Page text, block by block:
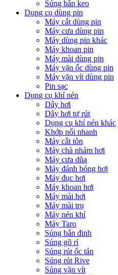
Súng bắn keo
Dụng cụ dùng pin
Máy cắt dùng pin
Máy cưa dùng pin
Máy dùng pin khác
Máy khoan pin
Máy mài dùng pin
Máy vặn ốc dùng pin
Máy vặn vít dùng pin
Pin sạc
Dụng cụ khí nén
Dây hơi
Dây hơi tự rút
Dụng cụ khí nén khác
Khớp nối nhanh
Máy cắt tôn
Máy chà nhám hơi
Máy cưa dũa
Máy đánh bóng hơi
Máy đục hơi
Máy khoan hơi
Máy mài hơi
Máy mài trụ
Máy nén khí
Máy Taro
Súng bắn đinh
Súng gõ rỉ
Súng rút ốc tán
Súng rút Rive
Súng vặn vít